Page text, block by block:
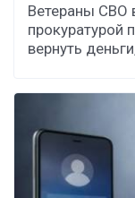
Ветераны СВО
прокуратурой
вернуть